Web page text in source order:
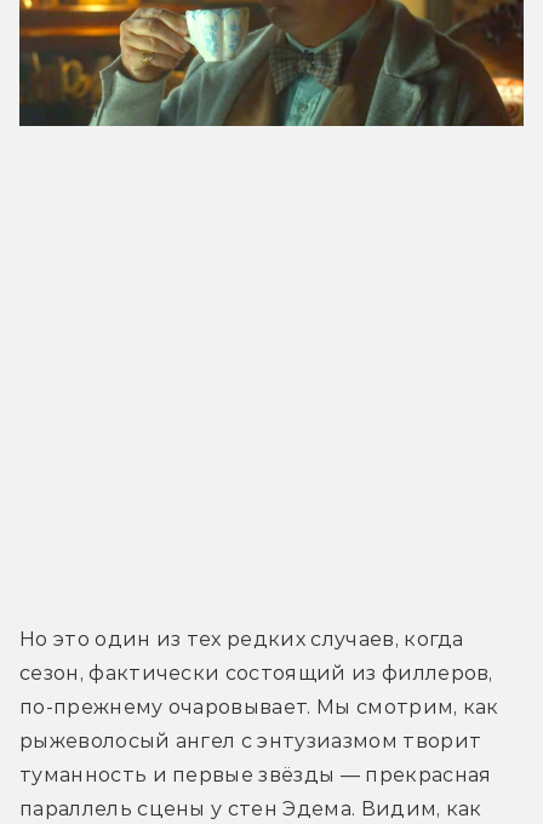
Но это один из тех редких случаев, когда
сезон, фактически состоящий из филлеров,
по-прежнему очаровывает. Мы смотрим, как
рыжеволосый ангел с энтузиазмом творит
туманность и первые звёзды — прекрасная
параллель сцены у стен Эдема. Видим, как